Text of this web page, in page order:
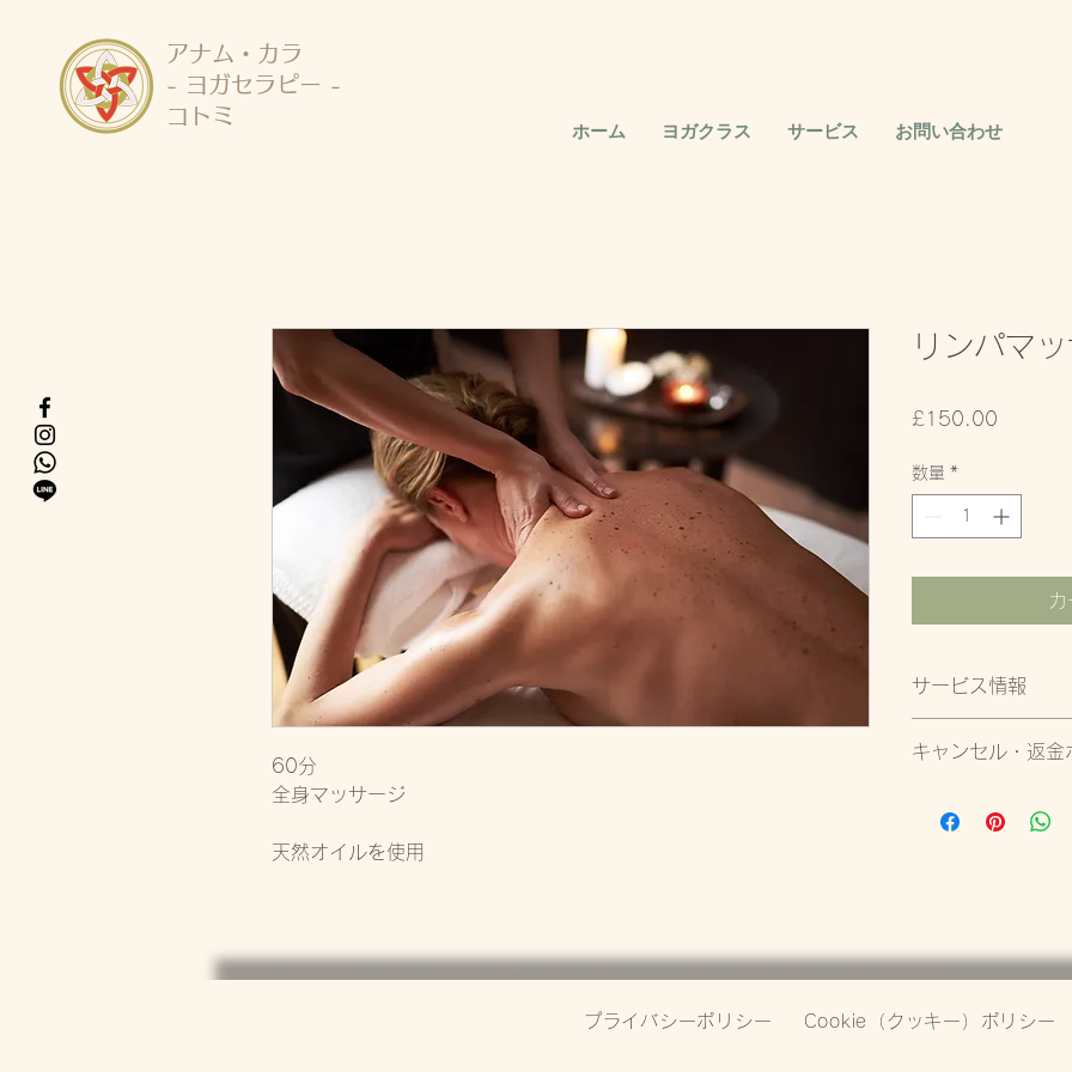
アナム・カラ
- ヨガセラピー -
コトミ
ホーム ヨガクラス サービス お問い合わせ
60分
全身マッサージ
天然オイルを使用
リンパマ
£150.00
数量 *
サービス情報
ティのセラピー ル
キャンセル・返金
3週間前に通知すれ
プライバシーポリシー Cookie（クッキー）ポリシー